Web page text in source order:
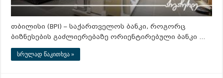
თბილისი (BPI) – საქართველოს ბანკი, როგორც
ბიზნესების გაძლიერებაზე ორიენტირებული ბანკი …
სრულად წაკითხვა »